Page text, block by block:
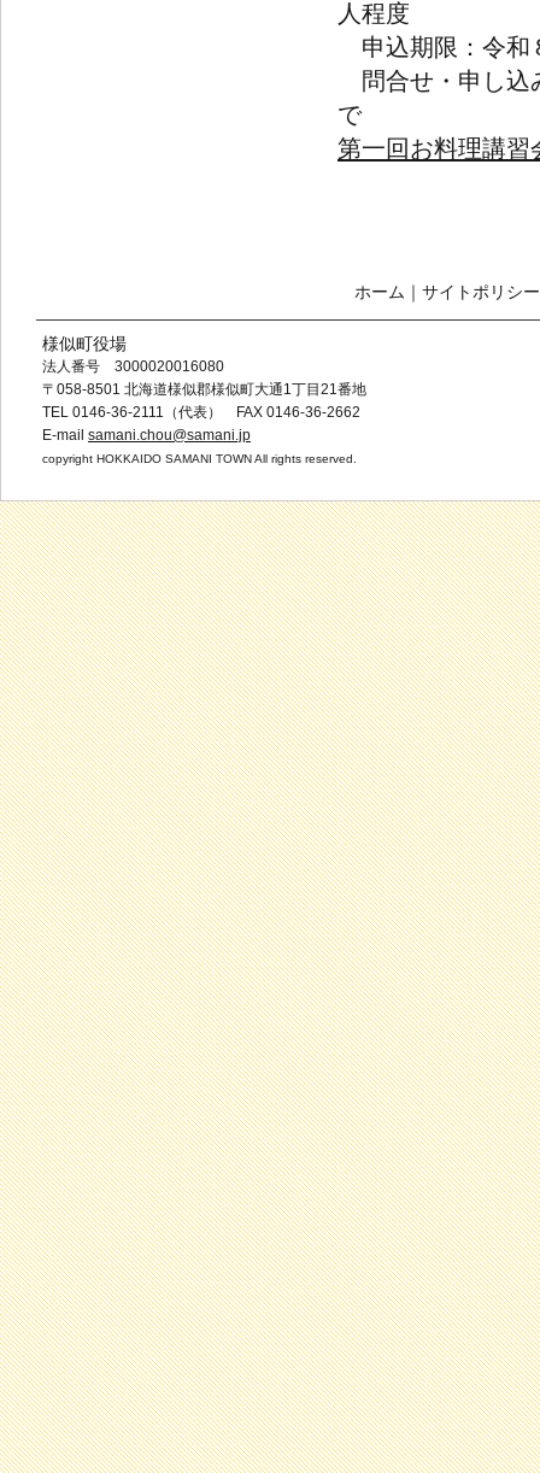
人程度
申込期限：令和
問合せ・申し込
で
第一回お料理講習
ホーム ｜ サイトポリシー
様似町役場
法人番号 3000020016080
〒058-8501 北海道様似郡様似町大通1丁目21番地
TEL 0146-36-2111（代表） FAX 0146-36-2662
E-mail samani.chou@samani.jp
copyright HOKKAIDO SAMANI TOWN All rights reserved.